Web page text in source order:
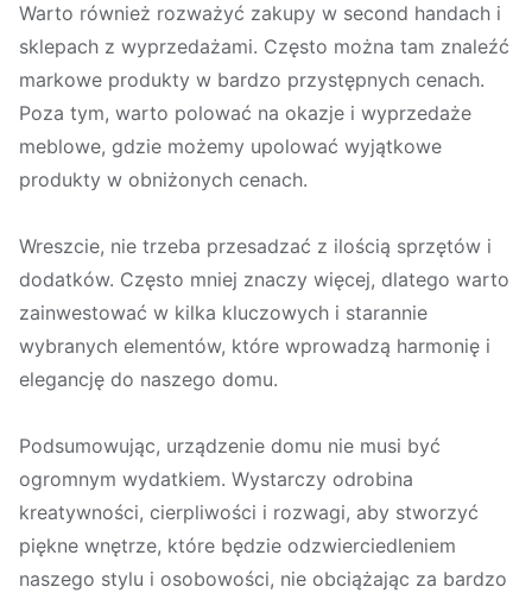
Warto również rozważyć zakupy w second handach i
sklepach z wyprzedażami. Często można tam znaleźć
markowe produkty w bardzo przystępnych cenach.
Poza tym, warto polować na okazje i wyprzedaże
meblowe, gdzie możemy upolować wyjątkowe
produkty w obniżonych cenach.
Wreszcie, nie trzeba przesadzać z ilością sprzętów i
dodatków. Często mniej znaczy więcej, dlatego warto
zainwestować w kilka kluczowych i starannie
wybranych elementów, które wprowadzą harmonię i
elegancję do naszego domu.
Podsumowując, urządzenie domu nie musi być
ogromnym wydatkiem. Wystarczy odrobina
kreatywności, cierpliwości i rozwagi, aby stworzyć
piękne wnętrze, które będzie odzwierciedleniem
naszego stylu i osobowości, nie obciążając za bardzo